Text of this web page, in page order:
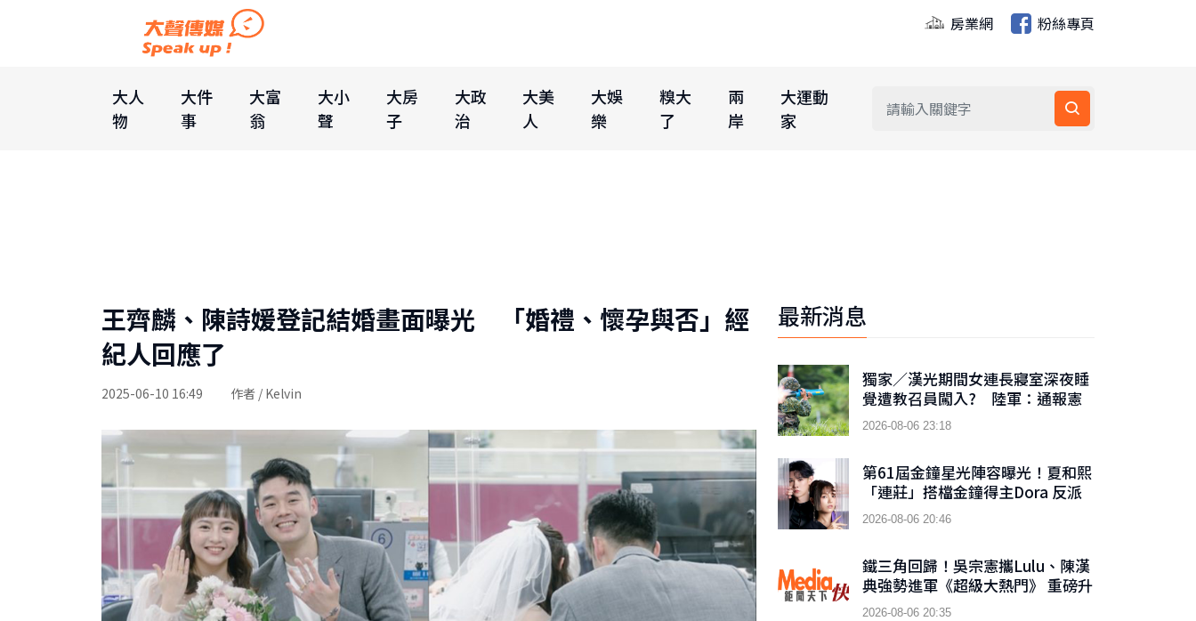
房業網 粉絲專頁
大人
物
大件
事
大富
翁
大小
聲
大房
子
大政
治
大美
人
大娛
樂
糗大
了
兩
岸
大運動
家
王齊麟、陳詩媛登記結婚畫面曝光 「婚禮、懷孕與否」經
紀人回應了
2025-06-10 16:49 作者 / Kelvin
最新消息
獨家／漢光期間女連長寢室深夜睡
覺遭教召員闖入? 陸軍：通報憲
兵隊偵辦
2026-08-06 23:18
第61屆金鐘星光陣容曝光！夏和熙
「連莊」搭檔金鐘得主Dora 反派
男神首接主持棒搭檔木木
2026-08-06 20:46
鐵三角回歸！吳宗憲攜Lulu、陳漢
典強勢進軍《超級大熱門》 重磅升
級「巨星秀」
2026-08-06 20:35